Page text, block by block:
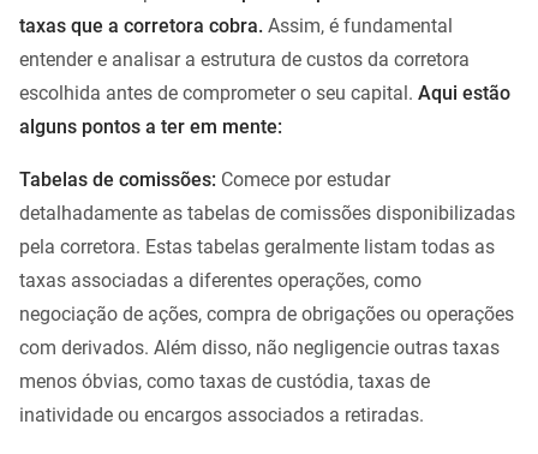
taxas que a corretora cobra. Assim, é fundamental
entender e analisar a estrutura de custos da corretora
escolhida antes de comprometer o seu capital. Aqui estão
alguns pontos a ter em mente:
Tabelas de comissões: Comece por estudar
detalhadamente as tabelas de comissões disponibilizadas
pela corretora. Estas tabelas geralmente listam todas as
taxas associadas a diferentes operações, como
negociação de ações, compra de obrigações ou operações
com derivados. Além disso, não negligencie outras taxas
menos óbvias, como taxas de custódia, taxas de
inatividade ou encargos associados a retiradas.